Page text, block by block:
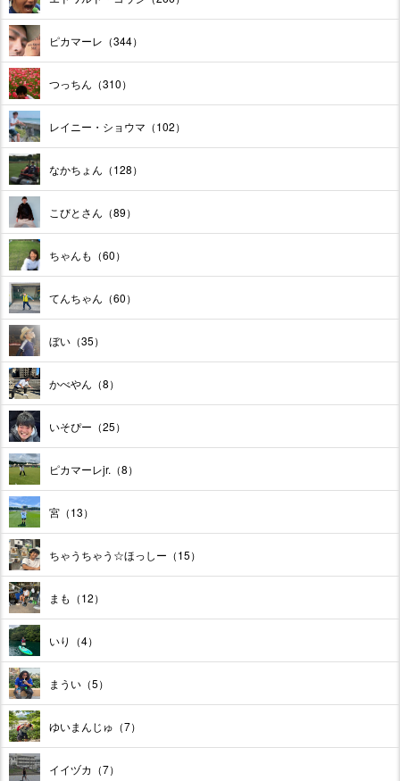
ピカマーレ（344）
つっちん（310）
レイニー・ショウマ（102）
なかちょん（128）
こびとさん（89）
ちゃんも（60）
てんちゃん（60）
ぼい（35）
かべやん（8）
いそぴー（25）
ピカマーレjr.（8）
宮（13）
ちゃうちゃう☆ほっしー（15）
まも（12）
いり（4）
まうい（5）
ゆいまんじゅ（7）
イイヅカ（7）